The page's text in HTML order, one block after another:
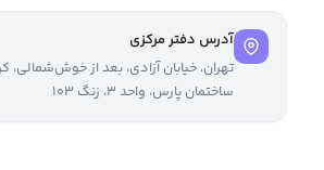
آدرس دفتر مرکزی
تهران، خیابان آزادی، بعد از خوش‌شمالی،
ساختمان پارس، واحد ۳، زنگ ۱۰۳